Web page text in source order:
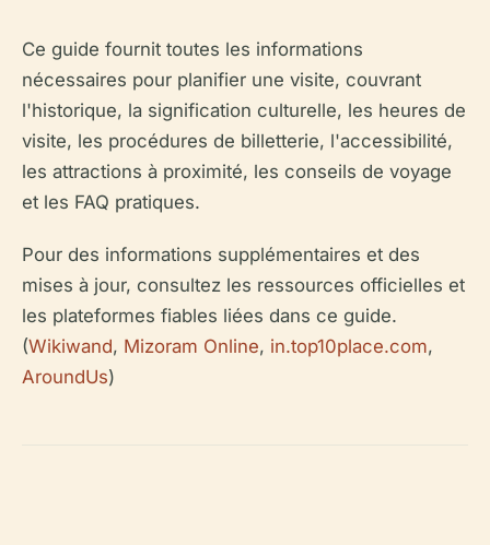
Ce guide fournit toutes les informations
nécessaires pour planifier une visite, couvrant
l'historique, la signification culturelle, les heures de
visite, les procédures de billetterie, l'accessibilité,
les attractions à proximité, les conseils de voyage
et les FAQ pratiques.
Pour des informations supplémentaires et des
mises à jour, consultez les ressources officielles et
les plateformes fiables liées dans ce guide.
(Wikiwand, Mizoram Online, in.top10place.com,
AroundUs)